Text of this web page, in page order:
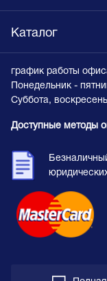
Каталог
график работы
Понедельник -
Суббота,
Доступные методы